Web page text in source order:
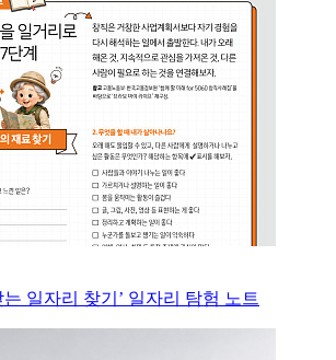
는 일자리 찾기’ 일자리 탐험 노트